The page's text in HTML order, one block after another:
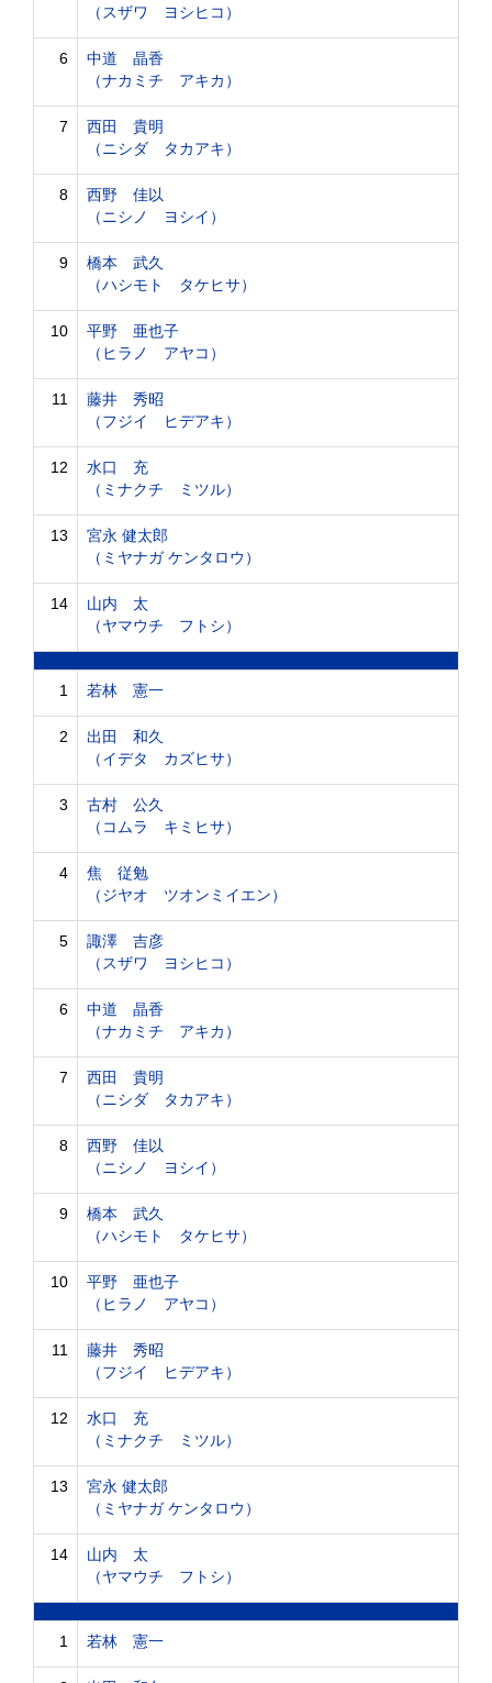
（スザワ ヨシヒコ）
6
中道 晶香
（ナカミチ アキカ）
7
西田 貴明
（ニシダ タカアキ）
8
西野 佳以
（ニシノ ヨシイ）
9
橋本 武久
（ハシモト タケヒサ）
10
平野 亜也子
（ヒラノ アヤコ）
11
藤井 秀昭
（フジイ ヒデアキ）
12
水口 充
（ミナクチ ミツル）
13
宮永 健太郎
（ミヤナガ ケンタロウ）
14
山内 太
（ヤマウチ フトシ）
1 若林 憲一
2
出田 和久
（イデタ カズヒサ）
3
古村 公久
（コムラ キミヒサ）
4
焦 従勉
（ジヤオ ツオンミイエン）
5
諏澤 吉彦
（スザワ ヨシヒコ）
6
中道 晶香
（ナカミチ アキカ）
7
西田 貴明
（ニシダ タカアキ）
8
西野 佳以
（ニシノ ヨシイ）
9
橋本 武久
（ハシモト タケヒサ）
10
平野 亜也子
（ヒラノ アヤコ）
11
藤井 秀昭
（フジイ ヒデアキ）
12
水口 充
（ミナクチ ミツル）
13
宮永 健太郎
（ミヤナガ ケンタロウ）
14
山内 太
（ヤマウチ フトシ）
1 若林 憲一